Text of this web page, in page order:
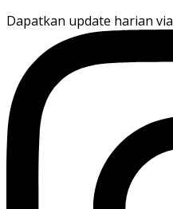
Dapatkan update harian via